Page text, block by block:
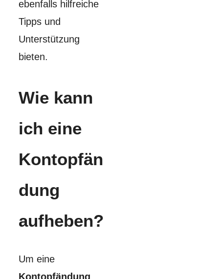
ebenfalls hilfreiche
Tipps und
Unterstützung
bieten.
Wie kann
ich eine
Kontopfän
dung
aufheben?
Um eine
Kontopfändung